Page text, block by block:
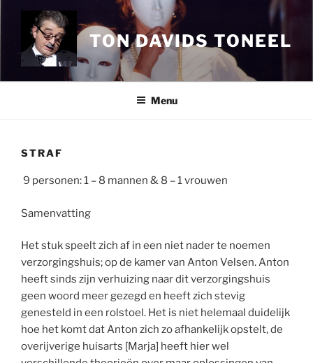
inhoud
TON DAVIDS TONEEL
Menu
STRAF
9 personen: 1 – 8 mannen & 8 – 1 vrouwen
Samenvatting
Het stuk speelt zich af in een niet nader te noemen
verzorgingshuis; op de kamer van Anton Velsen. Anton
heeft sinds zijn verhuizing naar dit verzorgingshuis
geen woord meer gezegd en heeft zich stevig
genesteld in een rolstoel. Het is niet helemaal duidelijk
hoe het komt dat Anton zich zo afhankelijk opstelt, de
overijverige huisarts [Marja] heeft hier wel